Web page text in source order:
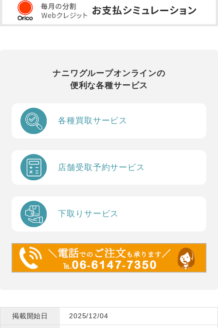
ナニワグループオンラインの
便利な各種サービス
各種買取サービス
店舗受取予約サービス
下取りサービス
掲載開始日 2025/12/04